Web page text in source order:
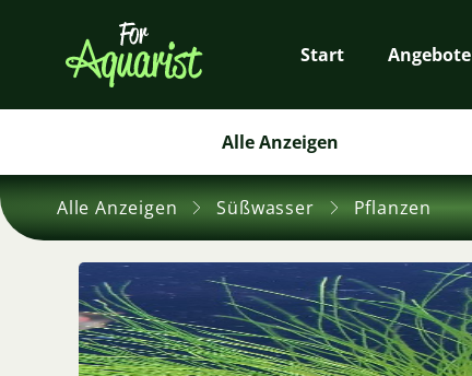
Start Angebote
Alle Anzeigen
Alle Anzeigen Süßwasser Pflanzen